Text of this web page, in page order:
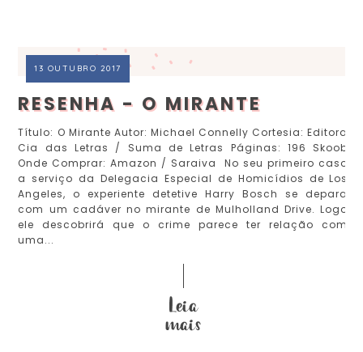
13 OUTUBRO 2017
RESENHA - O MIRANTE
Título: O Mirante Autor: Michael Connelly Cortesia: Editora
Cia das Letras / Suma de Letras Páginas: 196 Skoob
Onde Comprar: Amazon / Saraiva No seu primeiro caso
a serviço da Delegacia Especial de Homicídios de Los
Angeles, o experiente detetive Harry Bosch se depara
com um cadáver no mirante de Mulholland Drive. Logo
ele descobrirá que o crime parece ter relação com
uma...